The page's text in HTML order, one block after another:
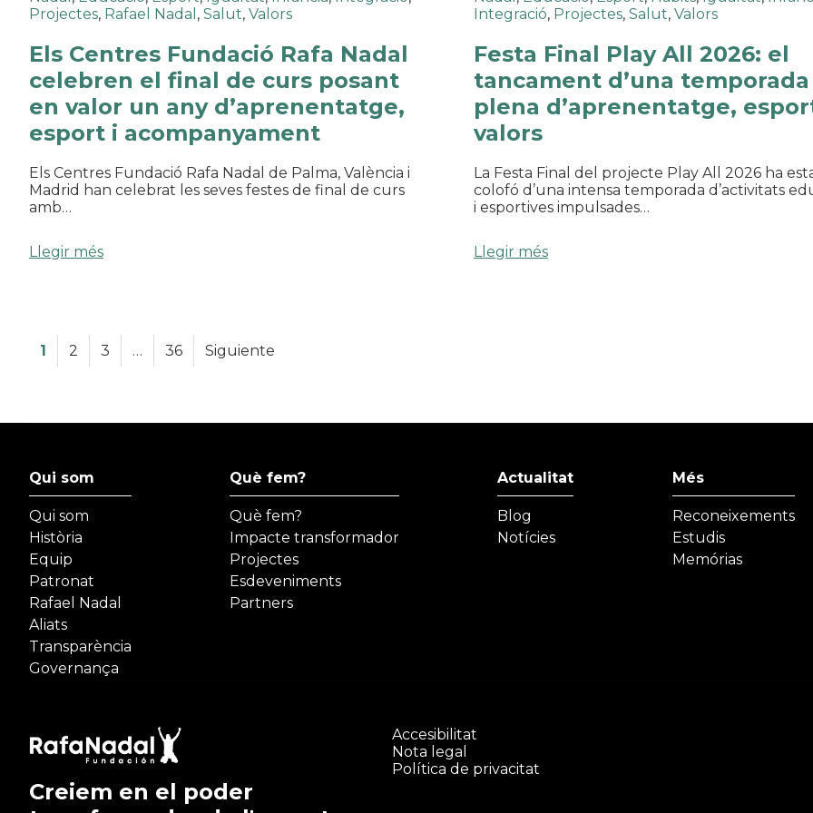
Projectes, Rafael Nadal , Salut, Valors
Els Centres Fundació Rafa Nadal
celebren el final de curs posant
en valor un any d’aprenentatge,
esport i acompanyament
Els Centres Fundació Rafa Nadal de Palma, València i
Madrid han celebrat les seves festes de final de curs
amb…
Llegir més
Integració, Projectes, Salut, Valors
Festa Final Play All 2026: el
tancament d’una temporada
plena d’aprenentatge,
valors
La Festa Final del projecte Play All 2026 ha
colofó d’una intensa temporada d’activitats
i esportives impulsades…
Llegir més
1 2 3 … 36 Siguiente
Qui som
Qui som
Història
Equip
Patronat
Rafael Nadal
Aliats
Transparència
Governança
Què fem?
Què fem?
Impacte transformador
Projectes
Esdeveniments
Partners
Actualitat
Blog
Notícies
Més
Reconeixements
Estudis
Memórias
Creiem en el poder
Accesibilitat
Nota legal
Política de privacitat